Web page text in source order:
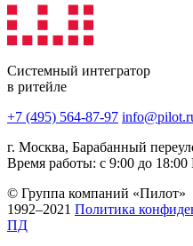
Системный интегратор
в ритейле
+7 (495) 564-87-97
г. Москва, Барабанный
Время работы: с 9:00 до
© Группа компаний «Пилот»
1992–2021 Политика
ПД